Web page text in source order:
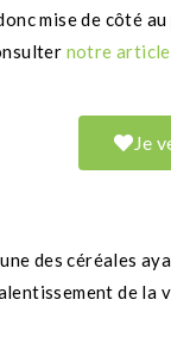
mise de côté
notre
Je
une des céréales
de